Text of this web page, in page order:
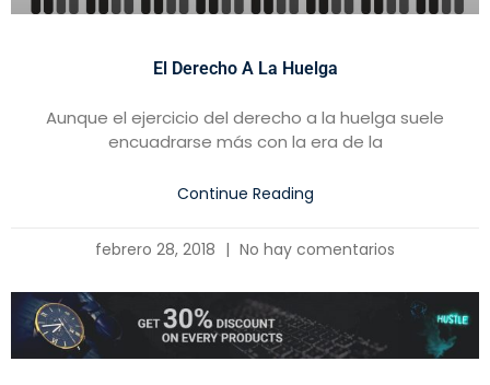
El Derecho A La Huelga
Aunque el ejercicio del derecho a la huelga suele
encuadrarse más con la era de la
Continue Reading
febrero 28, 2018 No hay comentarios